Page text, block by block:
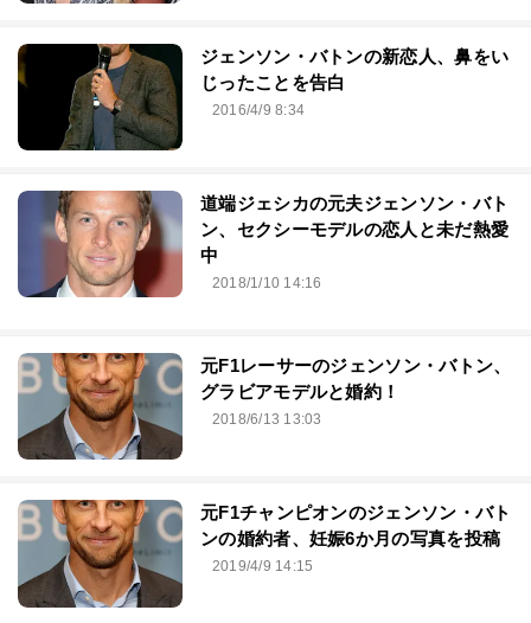
ジェンソン・バトンの新恋人、鼻をい
じったことを告白
2016/4/9 8:34
道端ジェシカの元夫ジェンソン・バト
ン、セクシーモデルの恋人と未だ熱愛
中
2018/1/10 14:16
元F1レーサーのジェンソン・バトン、
グラビアモデルと婚約！
2018/6/13 13:03
元F1チャンピオンのジェンソン・バト
ンの婚約者、妊娠6か月の写真を投稿
2019/4/9 14:15